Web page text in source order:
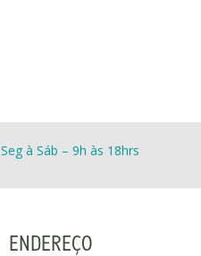
Seg à Sáb – 9h às 18hrs
ENDEREÇO